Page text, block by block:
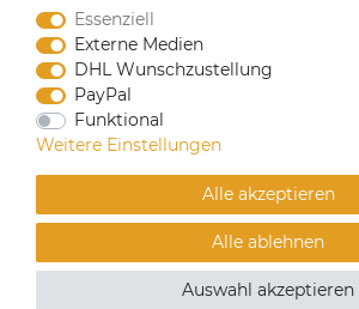
CoffeeB2B hat eine
Coffeefair. Sollten Sie den
erreichen, können Sie bei
Verkauf nur an gewerbliche Kunden |
© Copyright 2019 Alle Rechte
Essenziell
Externe Medien
DHL Wunschzustellung
PayPal
Funktional
Weitere Einstellungen
Alle akzeptieren
Alle ablehnen
Auswahl akzeptieren